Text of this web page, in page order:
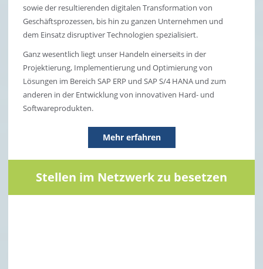
sowie der resultierenden digitalen Transformation von
Geschäftsprozessen, bis hin zu ganzen Unternehmen und
dem Einsatz disruptiver Technologien spezialisiert.
Ganz wesentlich liegt unser Handeln einerseits in der
Projektierung, Implementierung und Optimierung von
Lösungen im Bereich SAP ERP und SAP S/4 HANA und zum
anderen in der Entwicklung von innovativen Hard- und
Softwareprodukten.
Mehr erfahren
Stellen im Netzwerk zu besetzen